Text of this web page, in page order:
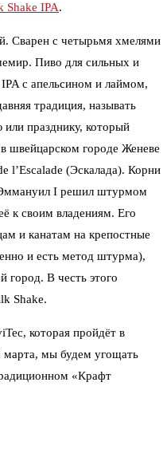
Shake IPA.
Сварен с четырьмя хмелями
Пиво для сильных и
с апельсином и лаймом,
традиция, называть
празднику, который
швейцарском городе Женеве
l’Escalade (Эскалада). Корни
Эммануил I решил штурмом
к своим владениям. Его
и канатам на крепостные
и есть метод штурма),
город. В честь этого
Shake.
которая пройдёт в
мы будем угощать
«Крафт